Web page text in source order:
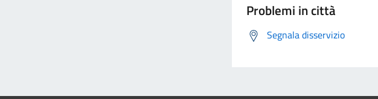
Problemi in città
Segnala disservizio